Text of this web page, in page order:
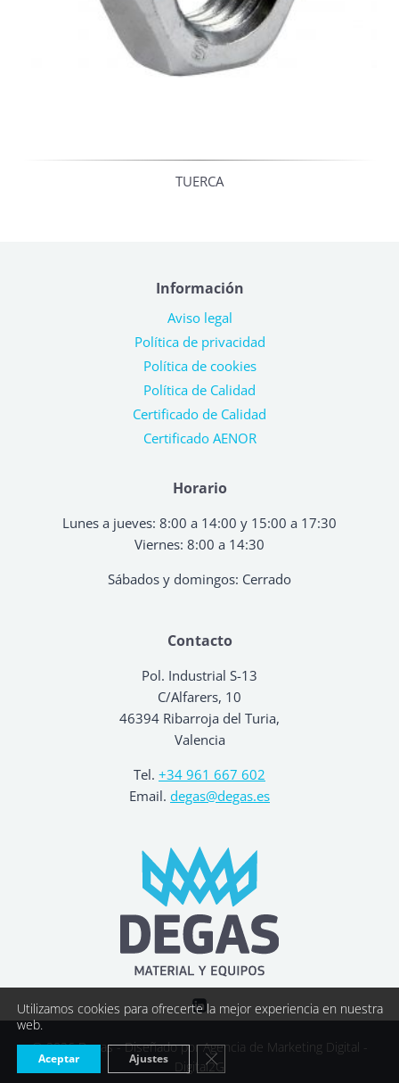
TUERCA
Contacto
Pol. Industrial S-13
C/Alfarers, 10
46394 Ribarroja del Turia,
Valencia
Tel. +34 961 667 602
Email. degas@degas.es
Horario
Lunes a jueves: 8:00 a 14:00 y 15:00 a 17:30
Viernes: 8:00 a 14:30
Sábados y domingos: Cerrado
Información
Aviso legal
Política de privacidad
Política de cookies
Política de Calidad
Certificado de Calidad
Certificado AENOR
© 2026 Degas - Diseñado porAgencia de Marketing Digital -
Digital2G
Utilizamos cookies para ofrecerte la mejor experiencia en nuestra
web.
Aceptar Ajustes Cerrar el banner de cookies